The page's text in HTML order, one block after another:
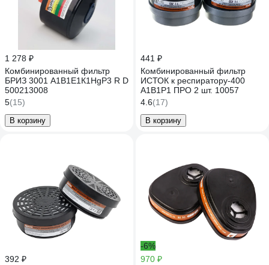
1 278 ₽
Комбинированный фильтр
БРИЗ 3001 А1В1Е1К1HgР3 R D
500213008
5(15)
В корзину
441 ₽
Комбинированный фильтр
ИСТОК к респиратору-400
А1В1Р1 ПРО 2 шт. 10057
4.6(17)
В корзину
392 ₽
-6%
970 ₽